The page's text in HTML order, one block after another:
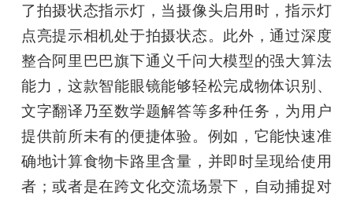
了拍摄状态指示灯，当摄像头启用时，指示灯
点亮提示相机处于拍摄状态。此外，通过深度
整合阿里巴巴旗下通义千问大模型的强大算法
能力，这款智能眼镜能够轻松完成物体识别、
文字翻译乃至数学题解答等多种任务，为用户
提供前所未有的便捷体验。例如，它能快速准
确地计算食物卡路里含量，并即时呈现给使用
者；或者是在跨文化交流场景下，自动捕捉对